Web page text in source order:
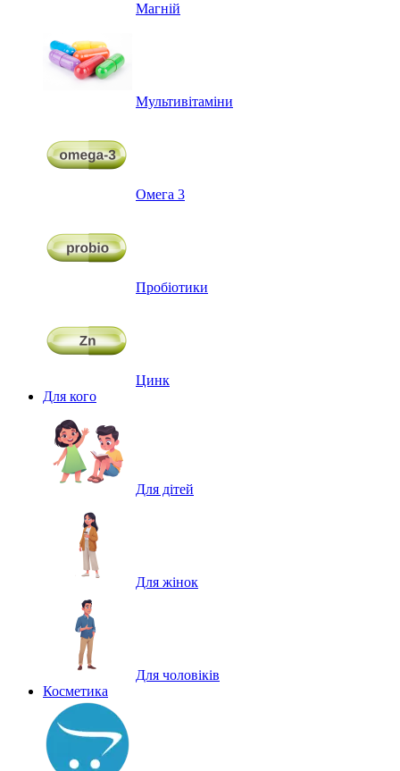
Магній
Мультивітаміни
Омега 3
Пробіотики
Цинк
Для кого
Для дітей
Для жінок
Для чоловіків
Косметика